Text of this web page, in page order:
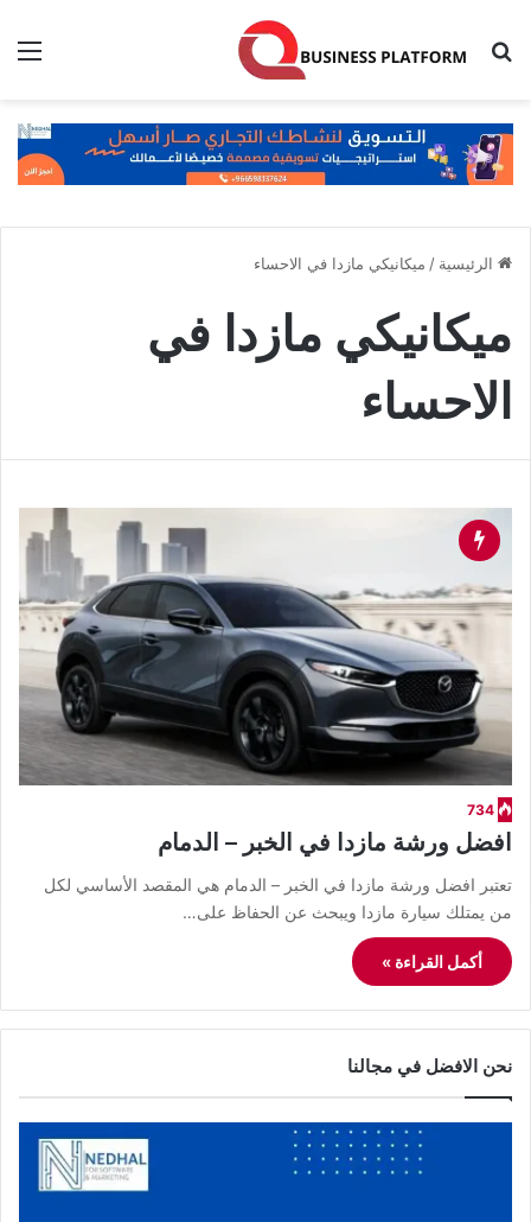
بحث عن
الرئيسية / ميكانيكي مازدا في الاحساء
ميكانيكي مازدا في
الاحساء
734
افضل ورشة مازدا في الخبر – الدمام
تعتبر افضل ورشة مازدا في الخبر – الدمام هي المقصد الأساسي لكل
من يمتلك سيارة مازدا ويبحث عن الحفاظ على…
أكمل القراءة »
نحن الافضل في مجالنا